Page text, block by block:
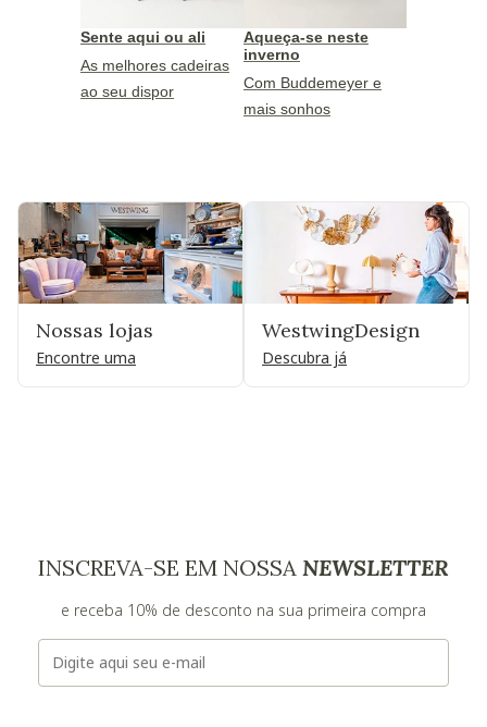
Sente aqui ou ali
As melhores cadeiras
ao seu dispor
Aqueça-se neste
inverno
Com Buddemeyer e
mais sonhos
Nossas lojas
Encontre uma
WestwingDesign
Descubra já
INSCREVA-SE EM NOSSA NEWSLETTER
e receba 10% de desconto na sua primeira compra